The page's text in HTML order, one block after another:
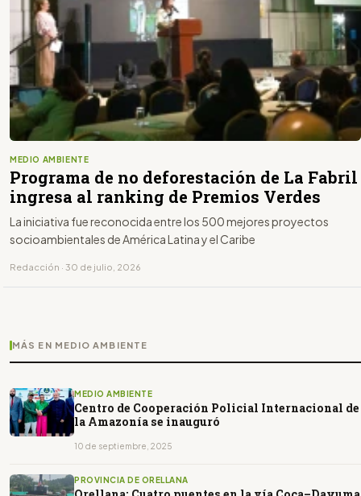
MEDIO AMBIENTE
Programa de no deforestación de La Fabril
ingresa al ranking de Premios Verdes
La iniciativa fue reconocida entre los 500 mejores proyectos
socioambientales de América Latina y el Caribe
Redacción · 30 de julio, 2026
MÁS EN MEDIO AMBIENTE
MEDIO AMBIENTE
Centro de Cooperación Policial Internacional de
la Amazonía se inauguró
10 de septiembre, 2025
PROVINCIA DE ORELLANA